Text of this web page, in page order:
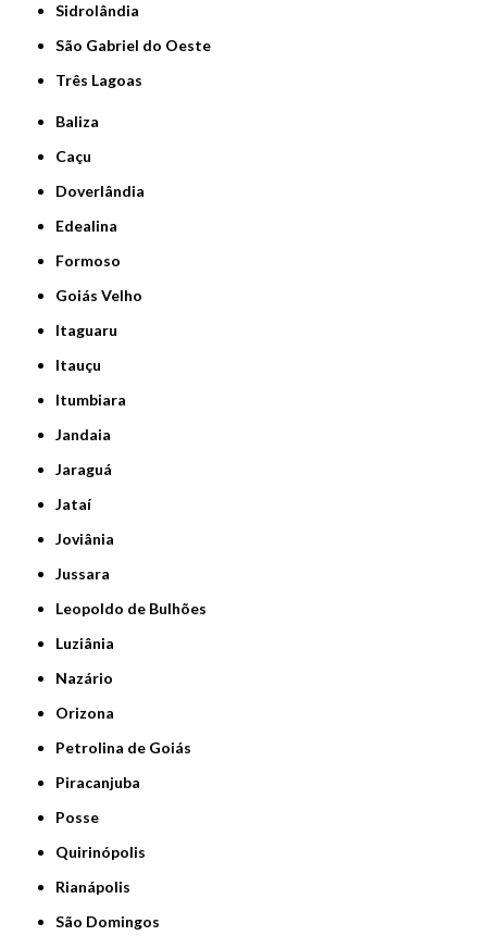
Sidrolândia
São Gabriel do Oeste
Três Lagoas
Baliza
Caçu
Doverlândia
Edealina
Formoso
Goiás Velho
Itaguaru
Itauçu
Itumbiara
Jandaia
Jaraguá
Jataí
Joviânia
Jussara
Leopoldo de Bulhões
Luziânia
Nazário
Orizona
Petrolina de Goiás
Piracanjuba
Posse
Quirinópolis
Rianápolis
São Domingos